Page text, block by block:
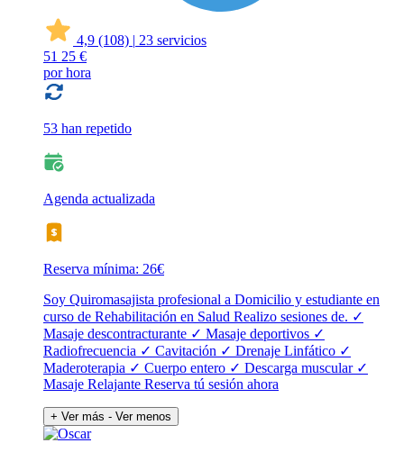
4,9 (108) | 23 servicios
51 25 €
por hora
53 han repetido
Agenda actualizada
Reserva mínima: 26€
Soy Quiromasajista profesional a Domicilio y estudiante en
curso de Rehabilitación en Salud Realizo sesiones de. ✓
Masaje descontracturante ✓ Masaje deportivos ✓
Radiofrecuencia ✓ Cavitación ✓ Drenaje Linfático ✓
Maderoterapia ✓ Cuerpo entero ✓ Descarga muscular ✓
Masaje Relajante Reserva tú sesión ahora
+ Ver más - Ver menos